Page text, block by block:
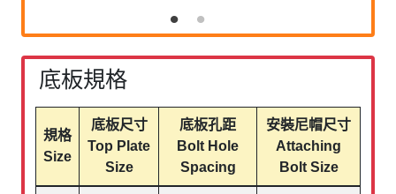
底板規格
規格
Size
底板尺寸
Top Plate
Size
底板孔距
Bolt Hole
Spacing
安裝尼帽尺寸
Attaching
Bolt Size